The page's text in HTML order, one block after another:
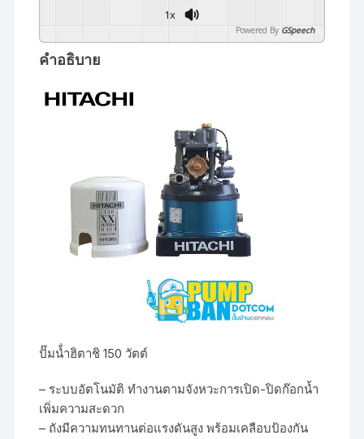
1x
Powered By GSpeech
คำอธิบาย
ปั๊มน้ํำฮิตาชิ 150 วัตต์
– ระบบอัตโนมัติ ทำงานตามจังหวะการเปิด-ปิดก๊อกน้ำ
เพิ่มความสะดวก
– ถังมีความทนทานต่อแรงดันสูง พร้อมเคลือบป้องกัน